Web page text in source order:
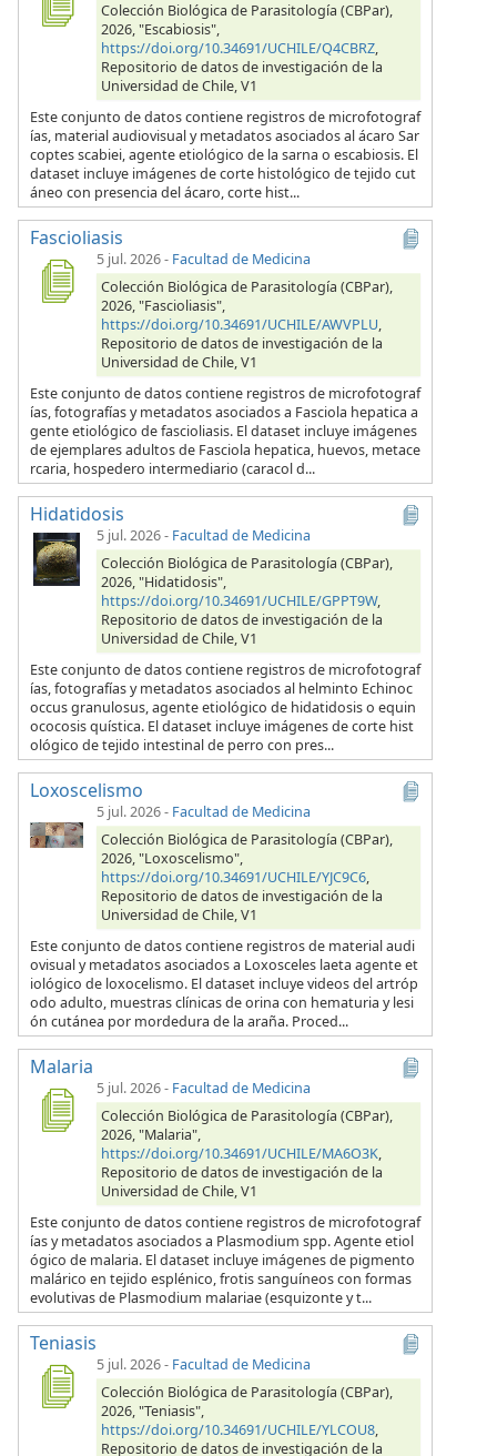
Colección Biológica de Parasitología (CBPar),
2026, "Escabiosis",
https://doi.org/10.34691/UCHILE/Q4CBRZ,
Repositorio de datos de investigación de la
Universidad de Chile, V1
Este conjunto de datos contiene registros de microfotograf
ías, material audiovisual y metadatos asociados al ácaro Sar
coptes scabiei, agente etiológico de la sarna o escabiosis. El
dataset incluye imágenes de corte histológico de tejido cut
áneo con presencia del ácaro, corte hist...
Fascioliasis
5 jul. 2026- Facultad de Medicina
Colección Biológica de Parasitología (CBPar),
2026, "Fascioliasis",
https://doi.org/10.34691/UCHILE/AWVPLU,
Repositorio de datos de investigación de la
Universidad de Chile, V1
Este conjunto de datos contiene registros de microfotograf
ías, fotografías y metadatos asociados a Fasciola hepatica a
gente etiológico de fascioliasis. El dataset incluye imágenes
de ejemplares adultos de Fasciola hepatica, huevos, metace
rcaria, hospedero intermediario (caracol d...
Hidatidosis
5 jul. 2026- Facultad de Medicina
Colección Biológica de Parasitología (CBPar),
2026, "Hidatidosis",
https://doi.org/10.34691/UCHILE/GPPT9W,
Repositorio de datos de investigación de la
Universidad de Chile, V1
Este conjunto de datos contiene registros de microfotograf
ías, fotografías y metadatos asociados al helminto Echinoc
occus granulosus, agente etiológico de hidatidosis o equin
ococosis quística. El dataset incluye imágenes de corte hist
ológico de tejido intestinal de perro con pres...
Loxoscelismo
5 jul. 2026- Facultad de Medicina
Colección Biológica de Parasitología (CBPar),
2026, "Loxoscelismo",
https://doi.org/10.34691/UCHILE/YJC9C6,
Repositorio de datos de investigación de la
Universidad de Chile, V1
Este conjunto de datos contiene registros de material audi
ovisual y metadatos asociados a Loxosceles laeta agente et
iológico de loxocelismo. El dataset incluye videos del artróp
odo adulto, muestras clínicas de orina con hematuria y lesi
ón cutánea por mordedura de la araña. Proced...
Malaria
5 jul. 2026- Facultad de Medicina
Colección Biológica de Parasitología (CBPar),
2026, "Malaria",
https://doi.org/10.34691/UCHILE/MA6O3K,
Repositorio de datos de investigación de la
Universidad de Chile, V1
Este conjunto de datos contiene registros de microfotograf
ías y metadatos asociados a Plasmodium spp. Agente etiol
ógico de malaria. El dataset incluye imágenes de pigmento
malárico en tejido esplénico, frotis sanguíneos con formas
evolutivas de Plasmodium malariae (esquizonte y t...
Teniasis
5 jul. 2026- Facultad de Medicina
Colección Biológica de Parasitología (CBPar),
2026, "Teniasis",
https://doi.org/10.34691/UCHILE/YLCOU8,
Repositorio de datos de investigación de la